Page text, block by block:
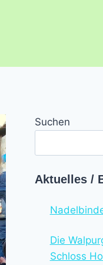
Suchen
Aktuelles /
Die
Schloss